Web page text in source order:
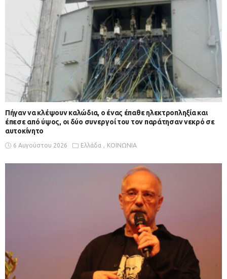
Πήγαν να κλέψουν καλώδια, ο ένας έπαθε ηλεκτροπληξία και
έπεσε από ύψος, οι δύο συνεργοί του τον παράτησαν νεκρό σε
αυτοκίνητο
6 Αυγούστου 2026 Ελλάδα ΚΟΙΝΩΝΙΑ